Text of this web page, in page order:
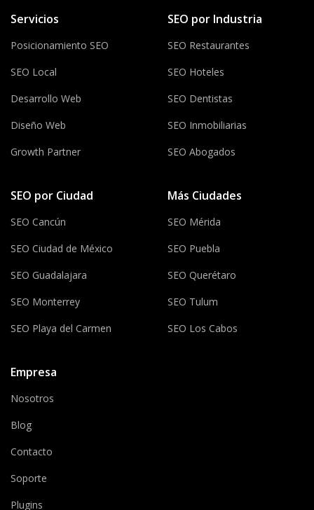
Servicios
Posicionamiento SEO
SEO Local
Desarrollo Web
Diseño Web
Growth Partner
SEO por Industria
SEO Restaurantes
SEO Hoteles
SEO Dentistas
SEO Inmobiliarias
SEO Abogados
SEO por Ciudad
SEO Cancún
SEO Ciudad de México
SEO Guadalajara
SEO Monterrey
SEO Playa del Carmen
Más Ciudades
SEO Mérida
SEO Puebla
SEO Querétaro
SEO Tulum
SEO Los Cabos
Empresa
Nosotros
Blog
Contacto
Soporte
Plugins